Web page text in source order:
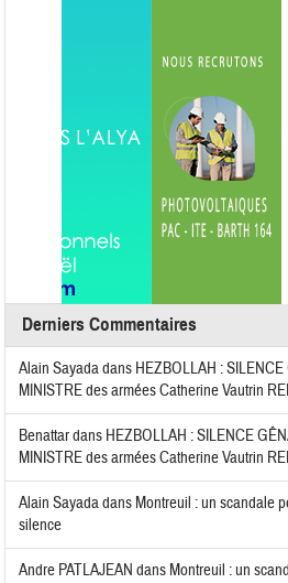
Derniers Commentaires
Alain Sayadadans HEZBOLLAH :
MINISTRE des armées Catherine Vautrin
Benattardans HEZBOLLAH : SILENCE
MINISTRE des armées Catherine Vautrin
Alain Sayadadans Montreuil : un scandale
silence
Andre PATLAJEAN dans Montreuil : un